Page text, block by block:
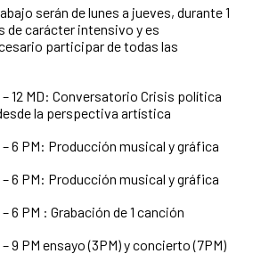
serán de lunes a jueves, durante 1
de carácter intensivo y es
participar de todas las
– 12 MD: Conversatorio Crisis política
la perspectiva artística
– 6 PM: Producción musical y gráfica
– 6 PM: Producción musical y gráfica
6 PM : Grabación de 1 canción
– 9 PM ensayo (3PM) y concierto (7PM)